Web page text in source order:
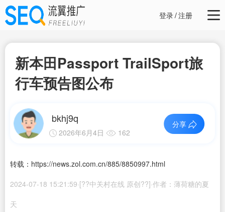
登录/注册
新本田Passport TrailSport旅
行车预告图公布
bkhj9q
2026年6月4日 162
分享
转载：https://news.zol.com.cn/885/8850997.html
2024-07-18 15:21:59·[??中关村在线 原创??]·作者：薄荷糖的夏
天